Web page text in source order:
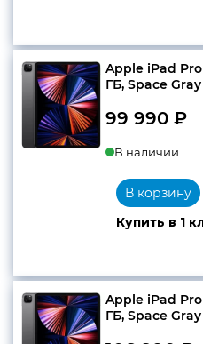
Apple iPad Pro
ГБ, Space
99 990 ₽
В наличии
Купить в 1
В корзину
Apple iPad Pro
ГБ, Space